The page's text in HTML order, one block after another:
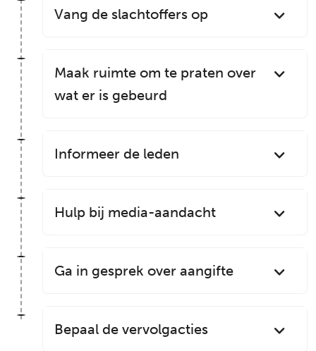
Vang de slachtoffers op
Maak ruimte om te praten over
wat er is gebeurd
Informeer de leden
Hulp bij media-aandacht
Ga in gesprek over aangifte
Bepaal de vervolgacties